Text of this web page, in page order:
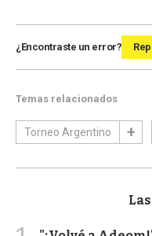
¿Encontraste un error?
Temas relacionados
Torneo Argentino